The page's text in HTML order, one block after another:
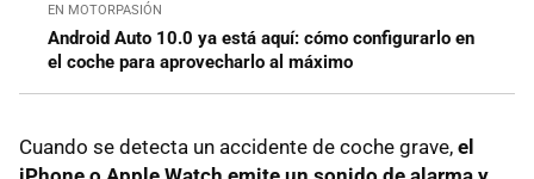
EN MOTORPASIÓN
Android Auto 10.0 ya está aquí: cómo configurarlo en
el coche para aprovecharlo al máximo
Cuando se detecta un accidente de coche grave, el